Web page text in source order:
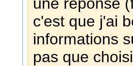
c'est que j'ai
informations
pas que